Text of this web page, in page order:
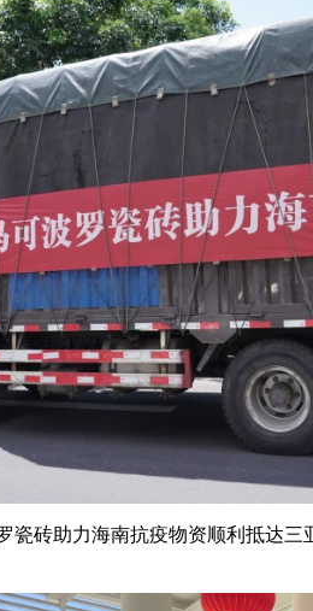
砖助力海南抗疫物资顺利抵达三